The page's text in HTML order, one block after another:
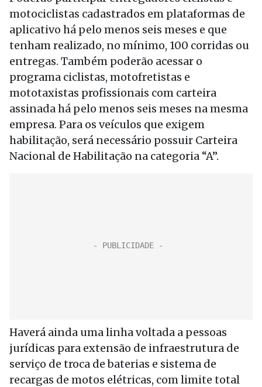
motociclistas cadastrados em plataformas de
aplicativo há pelo menos seis meses e que
tenham realizado, no mínimo, 100 corridas ou
entregas. Também poderão acessar o
programa ciclistas, motofretistas e
mototaxistas profissionais com carteira
assinada há pelo menos seis meses na mesma
empresa. Para os veículos que exigem
habilitação, será necessário possuir Carteira
Nacional de Habilitação na categoria “A”.
Haverá ainda uma linha voltada a pessoas
jurídicas para extensão de infraestrutura de
serviço de troca de baterias e sistema de
recargas de motos elétricas, com limite total